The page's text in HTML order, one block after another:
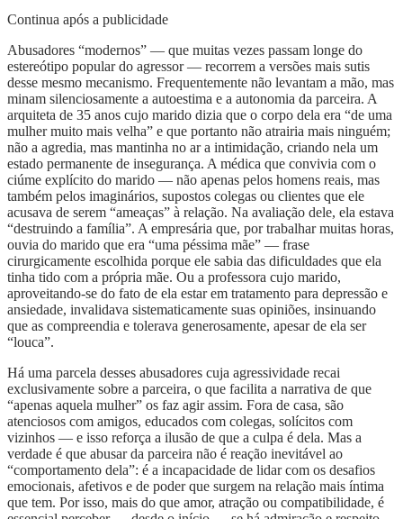
Continua após a publicidade
Abusadores “modernos” — que muitas vezes passam longe do
estereótipo popular do agressor — recorrem a versões mais sutis
desse mesmo mecanismo. Frequentemente não levantam a mão, mas
minam silenciosamente a autoestima e a autonomia da parceira. A
arquiteta de 35 anos cujo marido dizia que o corpo dela era “de uma
mulher muito mais velha” e que portanto não atrairia mais ninguém;
não a agredia, mas mantinha no ar a intimidação, criando nela um
estado permanente de insegurança. A médica que convivia com o
ciúme explícito do marido — não apenas pelos homens reais, mas
também pelos imaginários, supostos colegas ou clientes que ele
acusava de serem “ameaças” à relação. Na avaliação dele, ela estava
“destruindo a família”. A empresária que, por trabalhar muitas horas,
ouvia do marido que era “uma péssima mãe” — frase
cirurgicamente escolhida porque ele sabia das dificuldades que ela
tinha tido com a própria mãe. Ou a professora cujo marido,
aproveitando-se do fato de ela estar em tratamento para depressão e
ansiedade, invalidava sistematicamente suas opiniões, insinuando
que as compreendia e tolerava generosamente, apesar de ela ser
“louca”.
Há uma parcela desses abusadores cuja agressividade recai
exclusivamente sobre a parceira, o que facilita a narrativa de que
“apenas aquela mulher” os faz agir assim. Fora de casa, são
atenciosos com amigos, educados com colegas, solícitos com
vizinhos — e isso reforça a ilusão de que a culpa é dela. Mas a
verdade é que abusar da parceira não é reação inevitável ao
“comportamento dela”: é a incapacidade de lidar com os desafios
emocionais, afetivos e de poder que surgem na relação mais íntima
que tem. Por isso, mais do que amor, atração ou compatibilidade, é